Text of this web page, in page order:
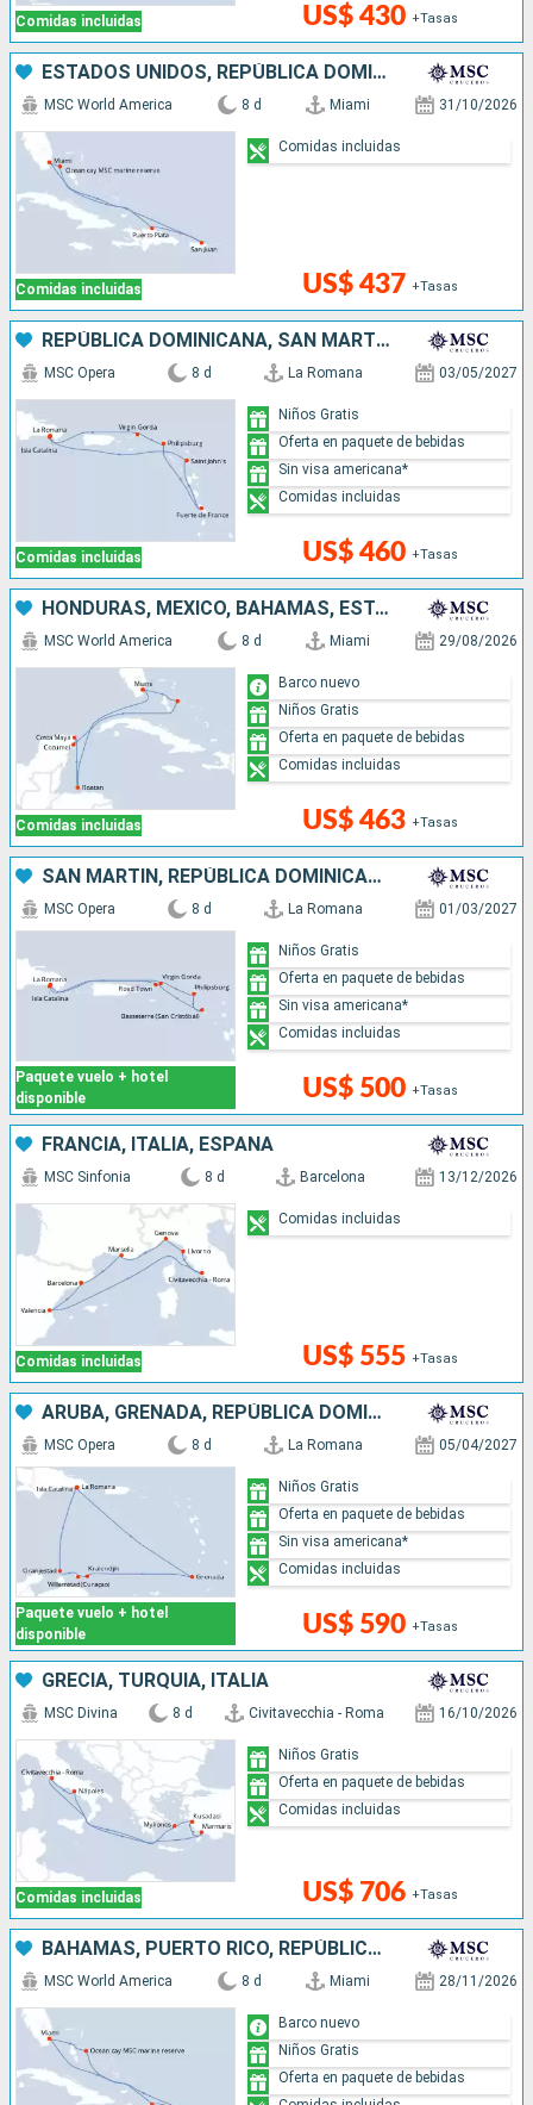
Comidas incluidas US$ 430 +Tasas
ESTADOS UNIDOS, REPÚBLICA DOMINICANA, PUERTO RICO, BAHAMAS
Comidas incluidas
MSC World America 8 d Miami 31/10/2026
US$ 437 +Tasas
Comidas incluidas
REPÚBLICA DOMINICANA, SAN MARTÍN, ANTIGUA Y BARBUDA
Comidas incluidas
MSC Opera 8 d La Romana 03/05/2027
US$ 460 +Tasas
Niños Gratis
Oferta en paquete de bebidas
Sin visa americana*
Comidas incluidas
HONDURAS, MÉXICO, BAHAMAS, ESTADOS UNIDOS
Comidas incluidas
MSC World America 8 d Miami 29/08/2026
US$ 463 +Tasas
Barco nuevo
Niños Gratis
Oferta en paquete de bebidas
Comidas incluidas
SAN MARTÍN, REPÚBLICA DOMINICANA
Paquete vuelo + hotel
disponible
MSC Opera 8 d La Romana 01/03/2027
US$ 500 +Tasas
Niños Gratis
Oferta en paquete de bebidas
Sin visa americana*
Comidas incluidas
FRANCIA, ITALIA, ESPAÑA
Comidas incluidas
MSC Sinfonia 8 d Barcelona 13/12/2026
US$ 555 +Tasas
Comidas incluidas
ARUBA, GRENADA, REPÚBLICA DOMINICANA
Paquete vuelo + hotel
disponible
MSC Opera 8 d La Romana 05/04/2027
US$ 590 +Tasas
Niños Gratis
Oferta en paquete de bebidas
Sin visa americana*
Comidas incluidas
GRECIA, TURQUÍA, ITALIA
Comidas incluidas
MSC Divina 8 d Civitavecchia - Roma 16/10/2026
US$ 706 +Tasas
Niños Gratis
Oferta en paquete de bebidas
Comidas incluidas
BAHAMAS, PUERTO RICO, REPÚBLICA DOMINICANA, ESTADOS UNIDOS
MSC World America 8 d Miami 28/11/2026
Barco nuevo
Niños Gratis
Oferta en paquete de bebidas